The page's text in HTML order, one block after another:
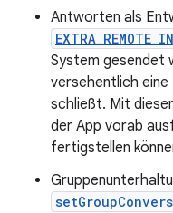
Antworten als
System gesendet
versehentlich
schließt. Mit
der App vorab
fertigstellen